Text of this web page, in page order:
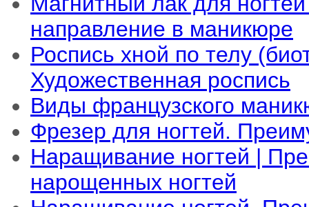
направление в маникюре
Роспись хной по телу
Художественная роспись
Виды французского
Фрезер для ногтей.
Наращивание ногтей |
нарощенных ногтей